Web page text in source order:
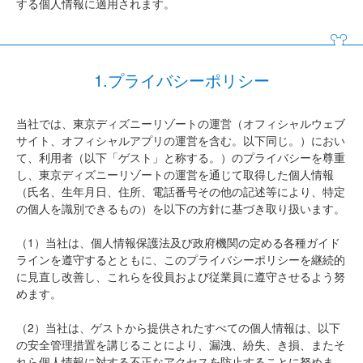
する個人情報に適用されます。
1.プライバシーポリシー
当社では、東京ディズニーリゾートの運営（オフィシャルウェブ
サイト、オフィシャルアプリの運営を含む。以下同じ。）におい
て、利用者（以下「ゲスト」と称する。）のプライバシーを尊重
し、東京ディズニーリゾートの運営を通じて取得した個人情報
（氏名、生年月日、住所、電話番号その他の記述等により、特定
の個人を識別できるもの）を以下の方針に基づき取り扱います。
（1）当社は、個人情報保護法及び政府機関の定める各種ガイド
ラインを遵守するとともに、このプライバシーポリシーを継続的
に見直し改善し、これらを役員および従業員に遵守させるよう努
めます。
（2）当社は、ゲストから提供されたすべての個人情報は、以下
の安全管理措置を講じることにより、漏洩、紛失、き損、またそ